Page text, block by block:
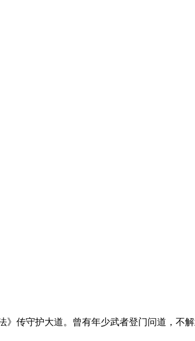
传守护大道。曾有年少武者登门问道，不